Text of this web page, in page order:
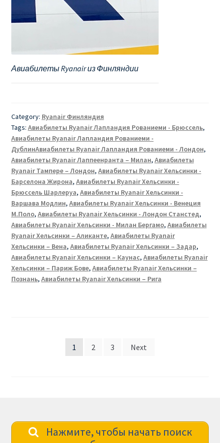
Авиабилеты Ryanair из Финляндии
Category: Ryanair Финляндия
Tags: Авиабилеты Ryanair Лапландия Рованиеми - Брюссель,
Авиабилеты Ryanair Лапландия Рованиеми -
ДублинАвиабилеты Ryanair Лапландия Рованиеми - Лондон,
Авиабилеты Ryanair Лаппеенранта – Милан, Авиабилеты
Ryanair Тампере – Лондон, Авиабилеты Ryanair Хельсинки -
Барселона Жирона, Авиабилеты Ryanair Хельсинки -
Брюссель Шарлеруа, Авиабилеты Ryanair Хельсинки -
Варшава Модлин, Авиабилеты Ryanair Хельсинки - Венеция
М.Поло, Авиабилеты Ryanair Хельсинки - Лондон Станстед,
Авиабилеты Ryanair Хельсинки - Милан Бергамо, Авиабилеты
Ryanair Хельсинки – Аликанте, Авиабилеты Ryanair
Хельсинки – Вена, Авиабилеты Ryanair Хельсинки – Задар,
Авиабилеты Ryanair Хельсинки – Каунас, Авиабилеты Ryanair
Хельсинки – Париж Бове, Авиабилеты Ryanair Хельсинки –
Познань, Авиабилеты Ryanair Хельсинки – Рига
1 2 3 Next
Нажмите, чтобы начать поиск